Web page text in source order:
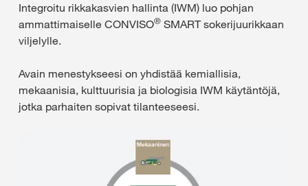
Integroitu rikkakasvien hallinta (IWM) luo pohjan
ammattimaiselle CONVISO® SMART sokerijuurikkaan
viljelylle.
Avain menestykseesi on yhdistää kemiallisia,
mekaanisia, kulttuurisia ja biologisia IWM käytäntöjä,
jotka parhaiten sopivat tilanteeseesi.